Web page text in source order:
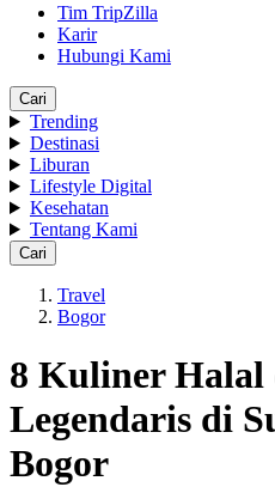
Tim TripZilla
Karir
Hubungi Kami
Cari
Trending
Destinasi
Liburan
Lifestyle Digital
Kesehatan
Tentang Kami
Cari
Travel
Bogor
8 Kuliner Halal
Legendaris di
Bogor